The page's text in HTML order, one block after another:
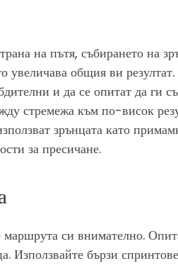
на пътя, събирането на
увеличава общия ви
и да се опитат да ги
стремежа към по-висок
зрънцата като
за пресичане.
си внимателно.
Използвайте бързи